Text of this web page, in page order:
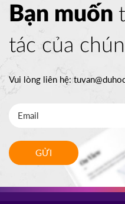
Bạn muốn
tác của
Vui lòng liên hệ:
GỬI